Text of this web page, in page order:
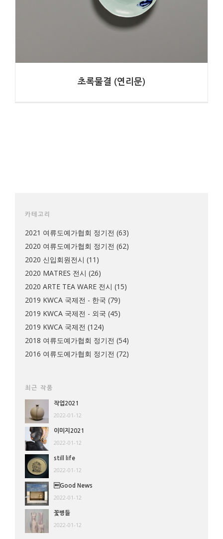
초록물결 (연리문)
카테고리
2021 여류도예가협회 정기전 (63)
2020 여류도예가협회 정기전 (62)
2020 신입회원전시 (11)
2020 MATRES 전시 (26)
2020 ARTE TEA WARE 전시 (15)
2019 KWCA 국제전 - 한국 (79)
2019 KWCA 국제전 - 외국 (45)
2019 KWCA 국제전 (124)
2018 여류도예가협회 정기전 (54)
2016 여류도예가협회 정기전 (72)
최근 작품
작업2021
2022-01-12
이미지2021
2022-01-12
still life
2022-01-12
Good News
2022-01-12
꽃병들
2022-01-12